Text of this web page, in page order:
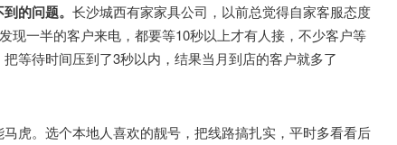
的问题。 长沙城西有家家具公司，以前总觉得自家客服态度
现一半的客户来电，都要等10秒以上才有人接，不少客户等
等待时间压到了3秒以内，结果当月到店的客户就多了
。选个本地人喜欢的靓号，把线路搞扎实，平时多看看后